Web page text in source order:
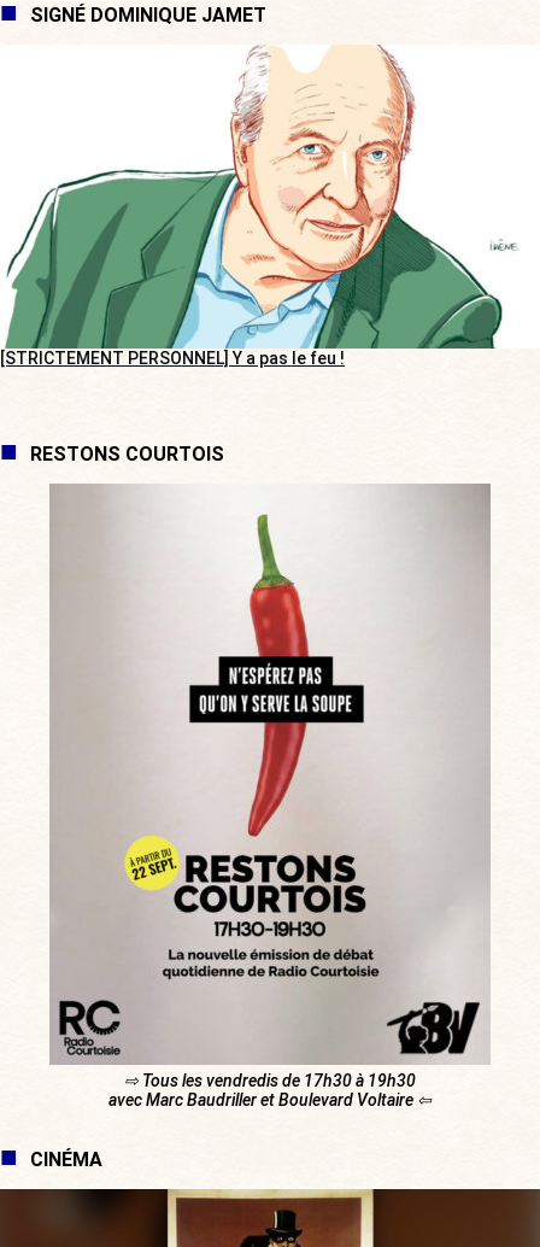
SIGNÉ DOMINIQUE JAMET
[STRICTEMENT PERSONNEL] Y a pas le feu !
RESTONS COURTOIS
⇨ Tous les vendredis de 17h30 à 19h30
avec Marc Baudriller et Boulevard Voltaire ⇦
CINÉMA